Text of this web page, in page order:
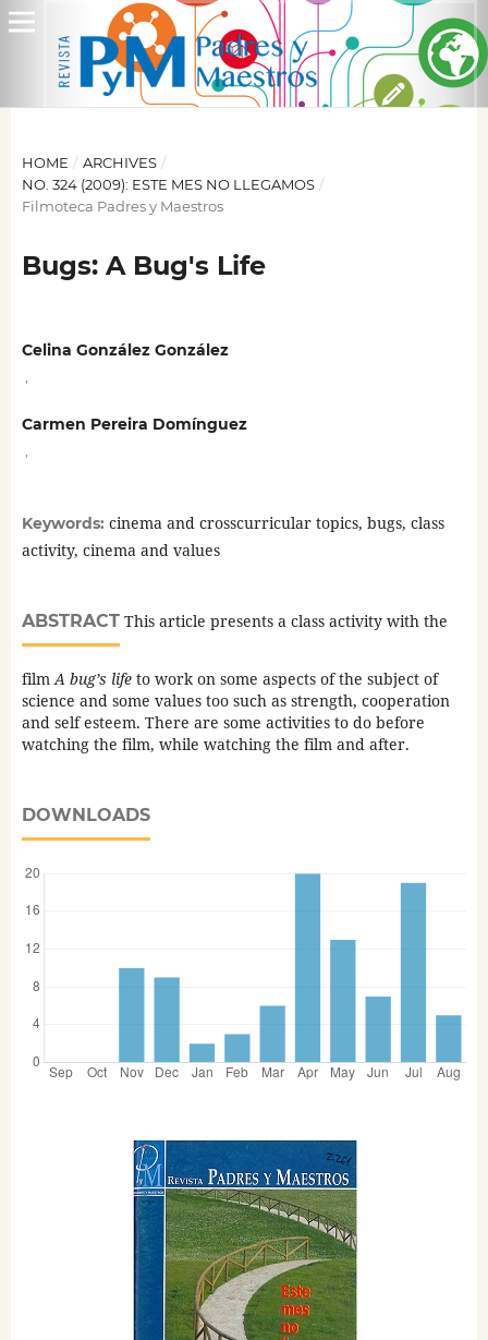
HOME / ARCHIVES /
NO. 324 (2009): ESTE MES NO LLEGAMOS /
Filmoteca Padres y Maestros
Bugs: A Bug's Life
Celina González González
Carmen Pereira Domínguez
Keywords: cinema and crosscurricular topics, bugs, class
activity, cinema and values
ABSTRACTThis article presents a class activity with the
filmA bug’s lifeto work on some aspects of the subject of
science and some values too such as strength, cooperation
and self esteem. There are some activities to do before
watching the film, while watching the film and after.
DOWNLOADS